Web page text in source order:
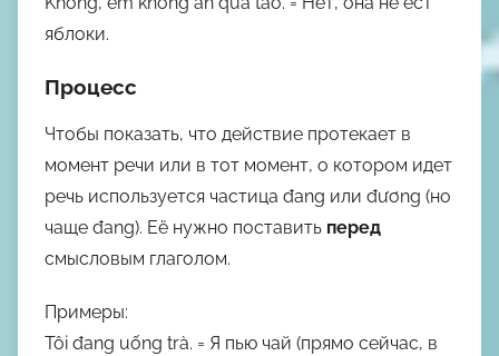
яблоки.
Процесс
Чтобы показать, что действие протекает в
момент речи или в тот момент, о котором идет
речь используется частица đang или đương (но
чаще đang). Её нужно поставить перед
смысловым глаголом.
Примеры:
Tôi đang uống trà. = Я пью чай (прямо сейчас, в